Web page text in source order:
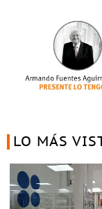
LO MÁS